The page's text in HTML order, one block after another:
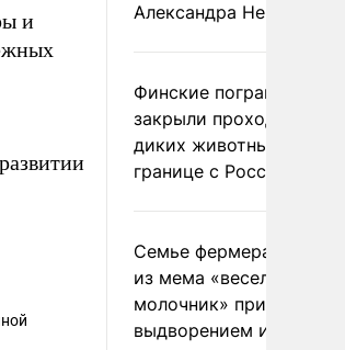
и
Александра Невзорова
Финские пограничники
закрыли проходы для
диких животных на
границе с Россией
Семье фермера
из мема «веселый
молочник» пригрозили
выдворением из